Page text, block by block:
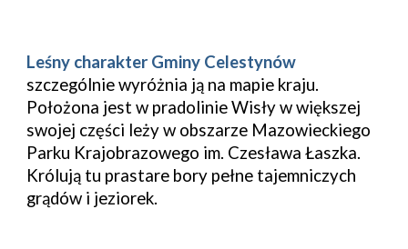
szczególnie wyróżnia ją na mapie kraju.
Położona jest w pradolinie Wisły w większej
swojej części leży w obszarze Mazowieckiego
Parku Krajobrazowego im. Czesława Łaszka.
Królują tu prastare bory pełne tajemniczych
grądów i jeziorek.